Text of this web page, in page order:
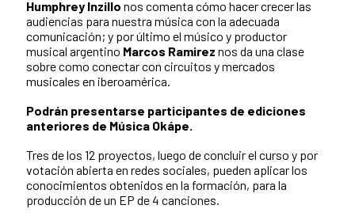
Humphrey Inzillo nos comenta cómo hacer crecer las
audiencias para nuestra música con la adecuada
comunicación; y por último el músico y productor
musical argentino Marcos Ramirez nos da una clase
sobre como conectar con circuitos y mercados
musicales en iberoamérica.
Podrán presentarse participantes de ediciones
anteriores de Música Okápe.
Tres de los 12 proyectos, luego de concluir el curso y por
votación abierta en redes sociales, pueden aplicar los
conocimientos obtenidos en la formación, para la
producción de un EP de 4 canciones.